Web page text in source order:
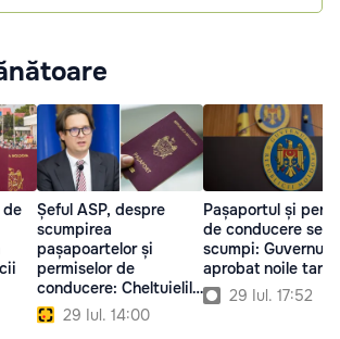
Șeful ASP, despre
scumpirea
pașapoartelor și
permiselor de
conducere: Cheltuielile
au crescut la nivel
global
29 Iul. 14:00
Pașaportul și
de conducere se
scumpi: Guvernul a
aprobat noile tarife
29 Iul. 17:52